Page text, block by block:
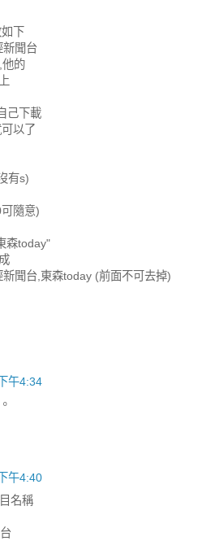
下
新聞台
他的
己下載
以了
有s)
隨意)
森today"
聞台,東森today (前面不可去掉)
午4:34
午4:40
名稱